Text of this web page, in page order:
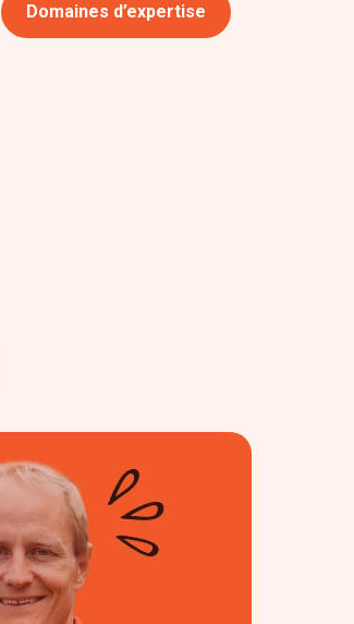
Domaines d’expertise